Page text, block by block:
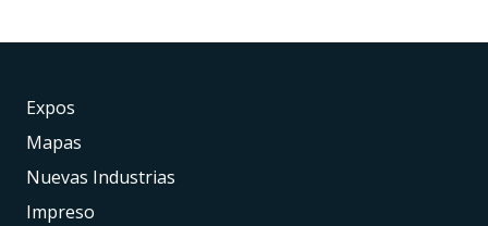
Expos
Mapas
Nuevas Industrias
Impreso